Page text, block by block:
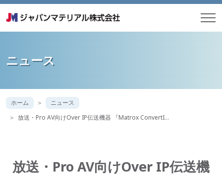
ニュース
ホーム
ニュース
放送・Pro AV向けOver IP伝送機器 『Matrox ConvertI…
放送・Pro AV向けOver IP伝送機